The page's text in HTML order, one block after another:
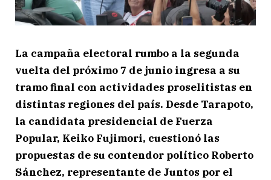
La campaña electoral rumbo a la segunda
vuelta del próximo 7 de junio ingresa a su
tramo final con actividades proselitistas en
distintas regiones del país. Desde Tarapoto,
la candidata presidencial de Fuerza
Popular, Keiko Fujimori, cuestionó las
propuestas de su contendor político Roberto
Sánchez, representante de Juntos por el